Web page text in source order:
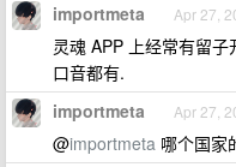
importmeta Apr 27,
灵魂 APP 上经常有留
口音都有.
importmeta Apr 27,
@importmeta 哪个国家